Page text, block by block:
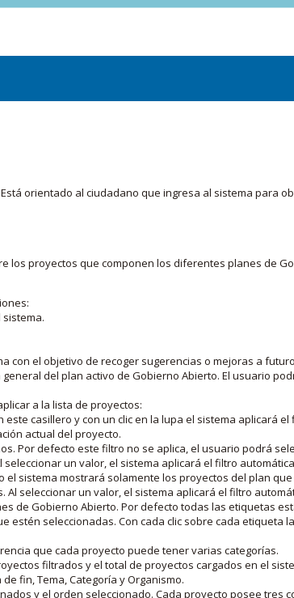
orientado al ciudadano que ingresa al sistema para
proyectos que componen los diferentes planes de
sistema.
con el objetivo de recoger sugerencias o mejoras a
del plan activo de Gobierno Abierto. El usuario
a la lista de proyectos:
casillero y con un clic en la lupa el sistema aplicará
actual del proyecto.
Por defecto este filtro no se aplica, el usuario podrá
seleccionar un valor, el sistema aplicará el filtro
sistema mostrará solamente los proyectos del plan
seleccionar un valor, el sistema aplicará el filtro
de Gobierno Abierto. Por defecto todas las etiquetas
seleccionadas. Con cada clic sobre cada etiqueta
que cada proyecto puede tener varias categorías.
filtrados y el total de proyectos cargados en el
fin, Tema, Categoría y Organismo.
y el orden seleccionado. Cada proyecto posee tres